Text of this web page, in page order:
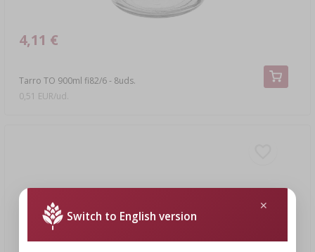
Tarro TO 900ml fi82/6 - 8uds.
4,11 €
0,51 EUR/ud.
Switch to English version